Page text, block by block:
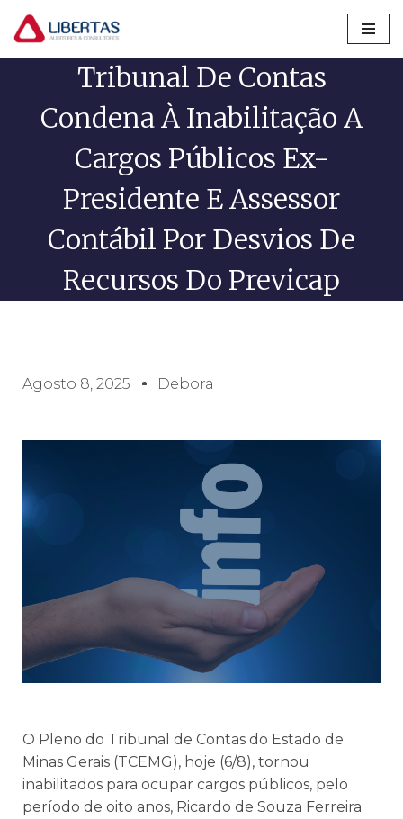
Pular
conteúdo
Tribunal De Contas
Condena À Inabilitação A
Cargos Públicos Ex-
Presidente E Assessor
Contábil Por Desvios De
Recursos Do Previcap
Agosto 8, 2025 Debora
O Pleno do Tribunal de Contas do Estado de
Minas Gerais (TCEMG), hoje (6/8), tornou
inabilitados para ocupar cargos públicos, pelo
período de oito anos, Ricardo de Souza Ferreira